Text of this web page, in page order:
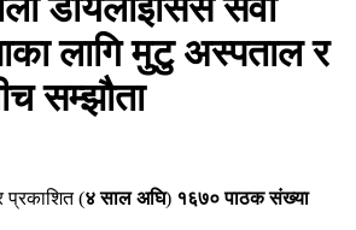
डायलाईसिस सेवा
लागि मुटु अस्पताल र
सम्झौता
प्रकाशित (४साल अघि) १६७० पाठक संख्या